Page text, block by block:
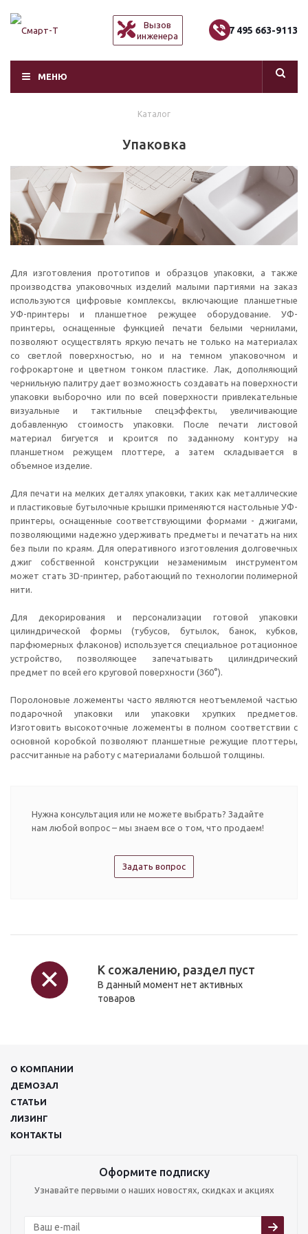
Вызов
инженера
+7 495 663-9113
МЕНЮ
Каталог
Упаковка
Для изготовления прототипов и образцов упаковки, а также
производства упаковочных изделий малыми партиями на заказ
используются цифровые комплексы, включающие планшетные
УФ-принтеры и планшетное режущее оборудование. УФ-
принтеры, оснащенные функцией печати белыми чернилами,
позволяют осуществлять яркую печать не только на материалах
со светлой поверхностью, но и на темном упаковочном и
гофрокартоне и цветном тонком пластике. Лак, дополняющий
чернильную палитру дает возможность создавать на поверхности
упаковки выборочно или по всей поверхности привлекательные
визуальные и тактильные спецэффекты, увеличивающие
добавленную стоимость упаковки. После печати листовой
материал бигуется и кроится по заданному контуру на
планшетном режущем плоттере, а затем складывается в
объемное изделие.
Для печати на мелких деталях упаковки, таких как металлические
и пластиковые бутылочные крышки применяются настольные УФ-
принтеры, оснащенные соответствующими формами - джигами,
позволяющими надежно удерживать предметы и печатать на них
без пыли по краям. Для оперативного изготовления долговечных
джиг собственной конструкции незаменимым инструментом
может стать 3D-принтер, работающий по технологии полимерной
нити.
Для декорирования и персонализации готовой упаковки
цилиндрической формы (тубусов, бутылок, банок, кубков,
парфюмерных флаконов) используется специальное ротационное
устройство, позволяющее запечатывать цилиндрический
предмет по всей его круговой поверхности (360°).
Поролоновые ложементы часто являются неотъемлемой частью
подарочной упаковки или упаковки хрупких предметов.
Изготовить высокоточные ложементы в полном соответствии с
основной коробкой позволяют планшетные режущие плоттеры,
рассчитанные на работу с материалами большой толщины.
Нужна консультация или не можете выбрать? Задайте
нам любой вопрос – мы знаем все о том, что продаем!
Задать вопрос
К сожалению, раздел пуст
В данный момент нет активных
товаров
О КОМПАНИИ
ДЕМОЗАЛ
СТАТЬИ
ЛИЗИНГ
КОНТАКТЫ
Оформите подписку
Узнавайте первыми о наших новостях, скидках и акциях